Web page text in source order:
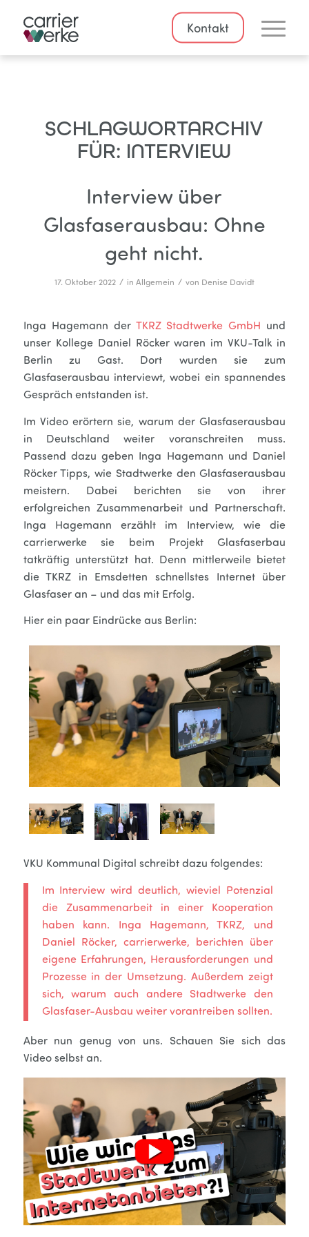
Kontakt
SCHLAGWORTARCHIV
FÜR: INTERVIEW
Interview über
Glasfaserausbau: Ohne
geht nicht.
17. Oktober 2022 / in Allgemein / von Denise Davidt
Inga Hagemann der TKRZ Stadtwerke GmbH und
unser Kollege Daniel Röcker waren im VKU-Talk in
Berlin zu Gast. Dort wurden sie zum
Glasfaserausbau interviewt, wobei ein spannendes
Gespräch entstanden ist.
Im Video erörtern sie, warum der Glasfaserausbau
in Deutschland weiter voranschreiten muss.
Passend dazu geben Inga Hagemann und Daniel
Röcker Tipps, wie Stadtwerke den Glasfaserausbau
meistern. Dabei berichten sie von ihrer
erfolgreichen Zusammenarbeit und Partnerschaft.
Inga Hagemann erzählt im Interview, wie die
carrierwerke sie beim Projekt Glasfaserbau
tatkräftig unterstützt hat. Denn mittlerweile bietet
die TKRZ in Emsdetten schnellstes Internet über
Glasfaser an – und das mit Erfolg.
Hier ein paar Eindrücke aus Berlin:
VKU Kommunal Digital schreibt dazu folgendes:
Im Interview wird deutlich, wieviel Potenzial
die Zusammenarbeit in einer Kooperation
haben kann. Inga Hagemann, TKRZ, und
Daniel Röcker, carrierwerke, berichten über
eigene Erfahrungen, Herausforderungen und
Prozesse in der Umsetzung. Außerdem zeigt
sich, warum auch andere Stadtwerke den
Glasfaser-Ausbau weiter vorantreiben sollten.
Aber nun genug von uns. Schauen Sie sich das
Video selbst an.